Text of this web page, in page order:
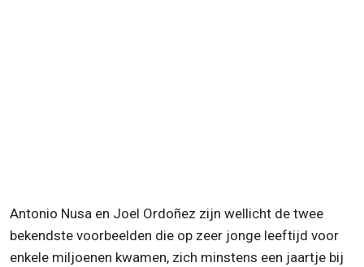
Antonio Nusa en Joel Ordoñez zijn wellicht de twee
bekendste voorbeelden die op zeer jonge leeftijd voor
enkele miljoenen kwamen, zich minstens een jaartje bij